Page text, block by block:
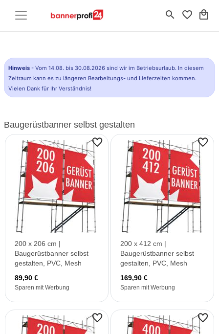
search favorite_border local_mall
Hinweis - Vom 14.08. bis 30.08.2026 sind wir im Betriebsurlaub. In diesem
Zeitraum kann es zu längeren Bearbeitungs- und Lieferzeiten kommen.
Vielen Dank für Ihr Verständnis!
Baugerüstbanner selbst gestalten
200 x 206 cm |
Baugerüstbanner selbst
gestalten, PVC, Mesh
89,90 €
Sparen mit Werbung
200 x 412 cm |
Baugerüstbanner selbst
gestalten, PVC, Mesh
169,90 €
Sparen mit Werbung